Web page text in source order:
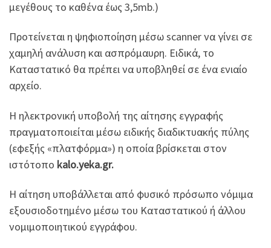
μεγέθους το καθένα έως 3,5mb.)
Προτείνεται η ψηφιοποίηση μέσω scanner να γίνει σε
χαμηλή ανάλυση και ασπρόμαυρη. Ειδικά, το
Καταστατικό θα πρέπει να υποβληθεί σε ένα ενιαίο
αρχείο.
Η ηλεκτρονική υποβολή της αίτησης εγγραφής
πραγματοποιείται μέσω ειδικής διαδικτυακής πύλης
(εφεξής «πλατφόρμα») η οποία βρίσκεται στον
ιστότοπο kalo.yeka.gr.
Η αίτηση υποβάλλεται από φυσικό πρόσωπο νόμιμα
εξουσιοδοτημένο μέσω του Καταστατικού ή άλλου
νομιμοποιητικού εγγράφου.